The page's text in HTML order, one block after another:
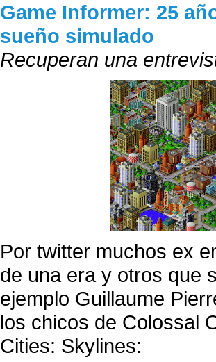
Game Informer: 25
sueño simulado
Recuperan una
Por twitter muchos ex
de una era y otros que
ejemplo Guillaume
los chicos de Colossal
Cities: Skylines: